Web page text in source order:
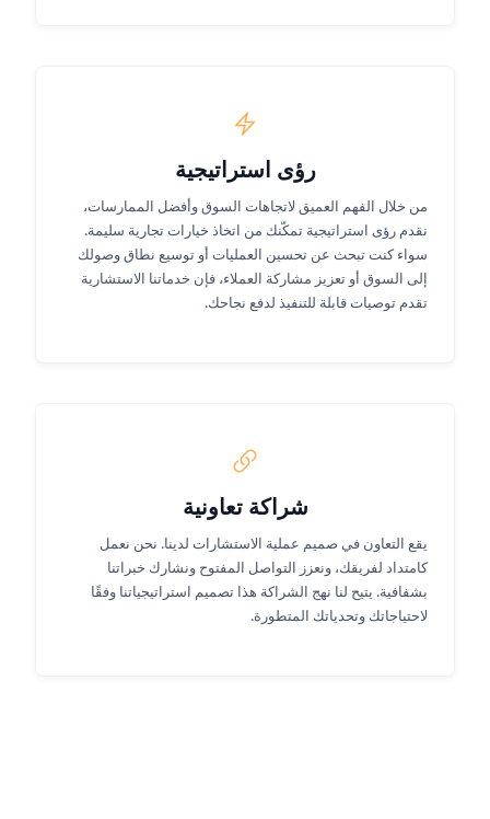
رؤى استراتيجية
من خلال الفهم العميق لاتجاهات السوق وأفضل الممارسات،
نقدم رؤى استراتيجية تمكّنك من اتخاذ خيارات تجارية سليمة.
سواء كنت تبحث عن تحسين العمليات أو توسيع نطاق وصولك
إلى السوق أو تعزيز مشاركة العملاء، فإن خدماتنا الاستشارية
تقدم توصيات قابلة للتنفيذ لدفع نجاحك.
شراكة تعاونية
يقع التعاون في صميم عملية الاستشارات لدينا. نحن نعمل
كامتداد لفريقك، ونعزز التواصل المفتوح ونشارك خبراتنا
بشفافية. يتيح لنا نهج الشراكة هذا تصميم استراتيجياتنا وفقًا
لاحتياجاتك وتحدياتك المتطورة.